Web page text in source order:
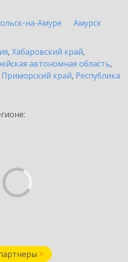
на-Амуре
Амурск
, Хабаровский край,
автономная область,
Приморский край, Республика